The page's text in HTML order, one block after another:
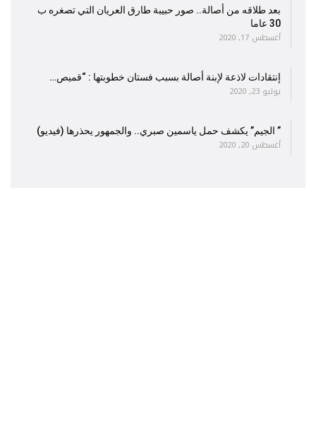
بعد طلاقه من أصالة.. صور حبيبة طارق العريان التي تصغره ب
30 عاما
أغسطس 17, 2020
إنتقادات لاذعة لإبنة أصالة بسبب فستان خطوبتها : “قميص…
يوليو 23, 2020
” الجيم” يكشف حمل ياسمين صبري.. والجمهور يحذرها (فيديو)
أغسطس 20, 2020